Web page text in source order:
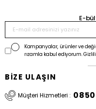
E-
Kampanyalar, ürünler ve
rızamla kabul ediyorum.
BİZE ULAŞIN
Müşteri Hizmetleri :